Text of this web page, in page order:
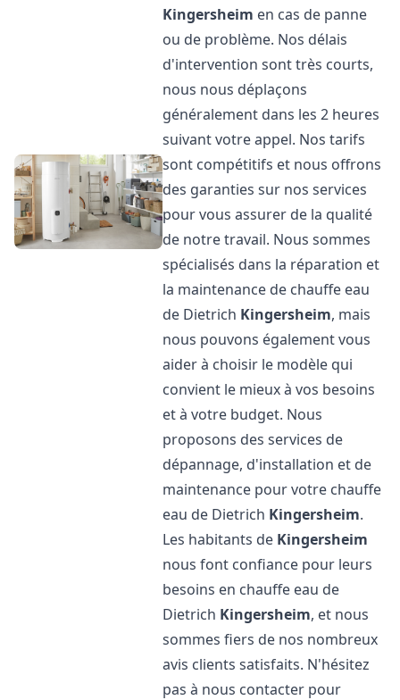
Kingersheim en cas de panne
ou de problème. Nos délais
d'intervention sont très courts,
nous nous déplaçons
généralement dans les 2 heures
suivant votre appel. Nos tarifs
sont compétitifs et nous offrons
des garanties sur nos services
pour vous assurer de la qualité
de notre travail. Nous sommes
spécialisés dans la réparation et
la maintenance de chauffe eau
de Dietrich Kingersheim, mais
nous pouvons également vous
aider à choisir le modèle qui
convient le mieux à vos besoins
et à votre budget. Nous
proposons des services de
dépannage, d'installation et de
maintenance pour votre chauffe
eau de Dietrich Kingersheim.
Les habitants de Kingersheim
nous font confiance pour leurs
besoins en chauffe eau de
Dietrich Kingersheim, et nous
sommes fiers de nos nombreux
avis clients satisfaits. N'hésitez
pas à nous contacter pour